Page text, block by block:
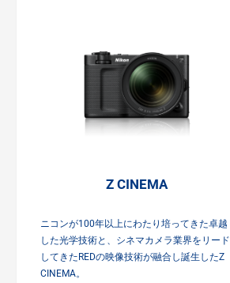
Z CINEMA
ニコンが100年以上にわたり培ってきた卓越
した光学技術と、シネマカメラ業界をリード
してきたREDの映像技術が融合し誕生したZ
CINEMA。